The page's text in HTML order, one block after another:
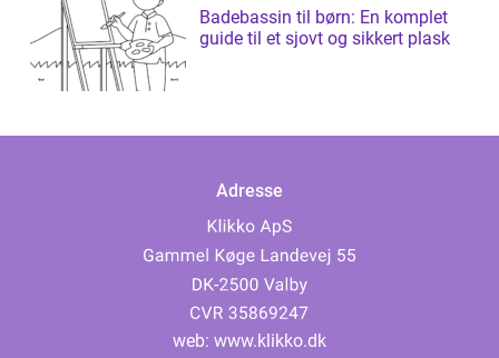
Badebassin til børn: En komplet
guide til et sjovt og sikkert plask
Adresse
web: www.klikko.dk